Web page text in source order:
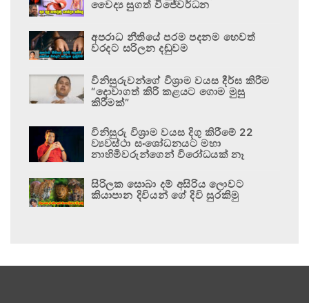
වෛද්‍ය සුගත් විජේවර්ධන
අපරාධ නීතියේ පරම පදනම හෙවත්
වරදට සරිලන දඬුවම
විනිසුරුවන්ගේ විශ්‍රාම වයස දීර්ඝ කිරීම
“දොවාගත් කිරි කළයට ගොම මුසු
කිරීමක්”
විනිසුරු විශ්‍රාම වයස දිගු කිරීමේ 22
ව්‍යවස්ථා සංශෝධනයට මහා
නාහිමිවරුන්ගෙන් විරෝධයක් නෑ
සිරිලක සොබා දම් අසිරිය ලොවට
කියාපාන දිවියන් ගේ දිවි සුරකිමු